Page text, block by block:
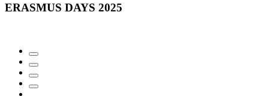
ERASMUS DAYS 2025